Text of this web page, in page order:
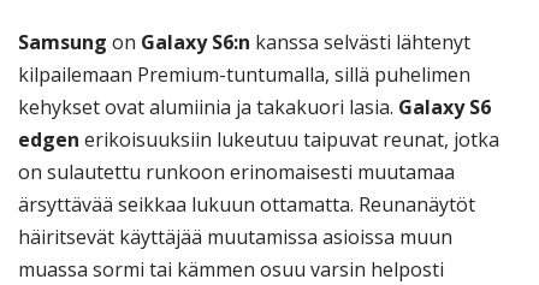
Samsung on Galaxy S6:n kanssa selvästi lähtenyt
kilpailemaan Premium-tuntumalla, sillä puhelimen
kehykset ovat alumiinia ja takakuori lasia. Galaxy S6
edgen erikoisuuksiin lukeutuu taipuvat reunat, jotka
on sulautettu runkoon erinomaisesti muutamaa
ärsyttävää seikkaa lukuun ottamatta. Reunanäytöt
häiritsevät käyttäjää muutamissa asioissa muun
muassa sormi tai kämmen osuu varsin helposti